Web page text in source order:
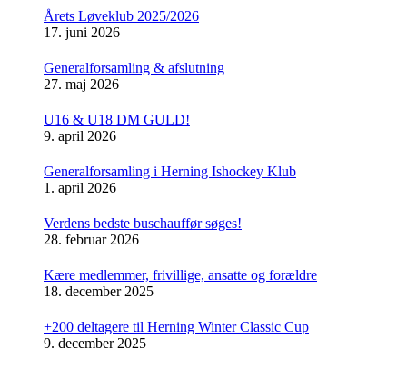
Årets Løveklub 2025/2026
17. juni 2026
Generalforsamling & afslutning
27. maj 2026
U16 & U18 DM GULD!
9. april 2026
Generalforsamling i Herning Ishockey Klub
1. april 2026
Verdens bedste buschauffør søges!
28. februar 2026
Kære medlemmer, frivillige, ansatte og forældre
18. december 2025
+200 deltagere til Herning Winter Classic Cup
9. december 2025